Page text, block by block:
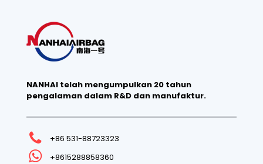
NANHAI telah mengumpulkan 20 tahun
pengalaman dalam R&D dan manufaktur.
+86 531-88723323
+8615288858360